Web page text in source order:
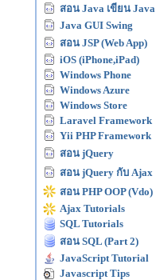
สอน Java เขียน Java
Java GUI Swing
สอน JSP (Web App)
iOS (iPhone,iPad)
Windows Phone
Windows Azure
Windows Store
Laravel Framework
Yii PHP Framework
สอน jQuery
สอน jQuery กับ Ajax
สอน PHP OOP (Vdo)
Ajax Tutorials
SQL Tutorials
สอน SQL (Part 2)
JavaScript Tutorial
Javascript Tips